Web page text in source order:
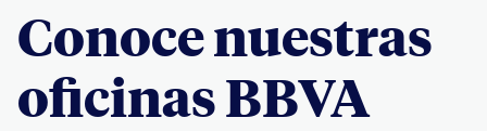
Conoce nuestras
oficinas BBVA